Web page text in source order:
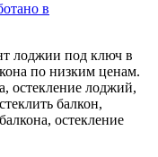
в
лоджии под ключ в
по низким ценам.
остекление лоджий,
балкон,
остекление